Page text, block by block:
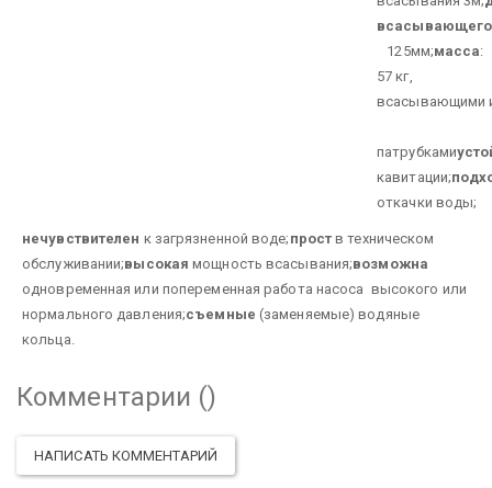
всасывающего
125мм;масса:
57 кг,
всасывающими
патрубками
кавитации;
откачки воды;
нечувствителен к загрязненной воде; прост в техническом
обслуживании;высокая мощность всасывания;возможна
одновременная или попеременная работа насоса высокого или
нормального давления;съемные (заменяемые) водяные
кольца.
Комментарии ()
НАПИСАТЬ КОММЕНТАРИЙ